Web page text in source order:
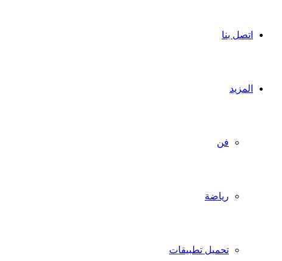
اتصل بنا
المزيد
فن
رياضة
تحميل تطبيقات